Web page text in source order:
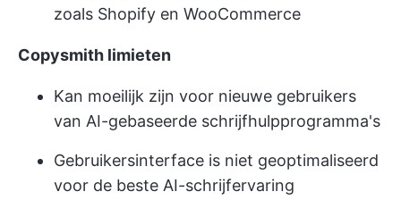
zoals Shopify en WooCommerce
Copysmith limieten
Kan moeilijk zijn voor nieuwe gebruikers
van AI-gebaseerde schrijfhulpprogramma's
Gebruikersinterface is niet geoptimaliseerd
voor de beste AI-schrijfervaring